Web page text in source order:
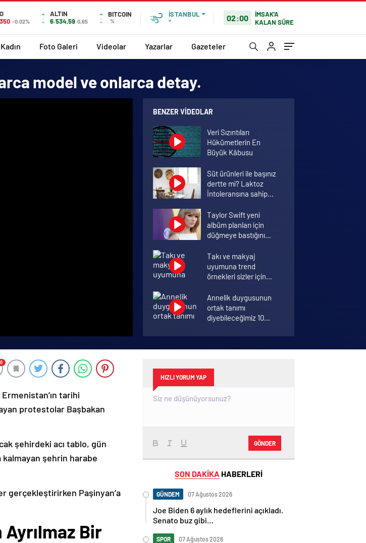
-0.02%
ALTIN
6.534,59 0,65
BITCOIN
%
İSTANBUL
°
02:00
İMSAK'A
KALAN SÜRE
Kadın Foto Galeri Videolar Yazarlar Gazeteler
model ve onlarca detay.
BENZER VIDEOLAR
Veri Sızıntıları
Hükümetlerin En
Büyük Kâbusu
Süt ürünleri ile başınız
dertte mi? Laktoz
İntoleransına sahip
Taylor Swift yeni
albüm planları için
düğmeye bastığını
duyurdu!
Takı ve makyaj
uyumuna trend
örnekleri sizler için
Annelik duygusunun
ortak tanımı
diyebileceğimiz 10
Koronavirüsü hafif
geçirmek için 10 öneri
0
tarihi
protestolar Başbakan
şehirdeki acı tablo, gün
kalmayan şehrin harabe
gerçekleştirirken Paşinyan’a
Ayrılmaz Bir
HIZLI YORUM YAP
GÖNDER
SON DAKİKA HABERLERİ
GÜNDEM 07 Ağustos 2026
Joe Biden 6 aylık hedeflerini açıkladı.
Senato buz gibi…
SPOR 07 Ağustos 2026